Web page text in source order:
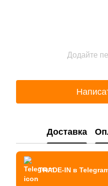
Додайте
Доставка
TRADE-IN в